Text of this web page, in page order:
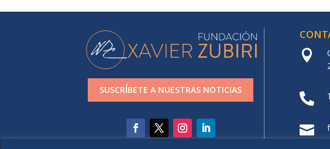
SUSCRÍBETE A NUESTRAS NOTICIAS


